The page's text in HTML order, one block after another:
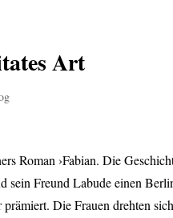
Art
Roman ›Fabian. Die
sein Freund Labude einen
prämiert. Die Frauen drehten